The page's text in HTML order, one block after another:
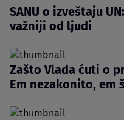
SANU o izveštaju
važniji od ljudi
Zašto Vlada ćuti o
Em nezakonito, em